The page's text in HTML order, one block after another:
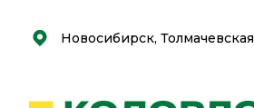
Скоро
Скоро
Новосибирск, Толмачевская